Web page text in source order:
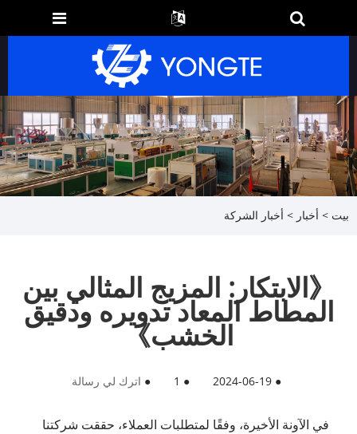
بيت > أخبار > أخبار الشركة
《الابتكار: المزيج المثالي بين
المطاط المعاد تدويره ودقيق
الخشب》
●
2024-06-19
●
1
● اترك لي رسالة
في الآونة الأخيرة، وفقًا لمتطلبات العملاء، حققت شركتنا